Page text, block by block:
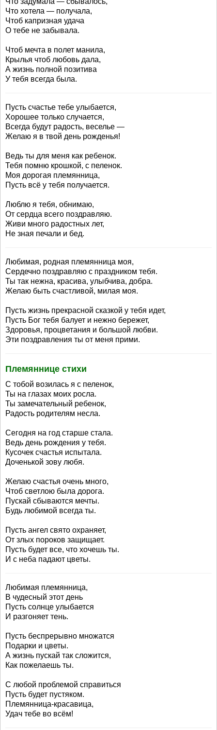
Что хотела — получала,
Чтоб капризная удача
О тебе не забывала.
Чтоб мечта в полет манила,
Крылья чтоб любовь дала,
А жизнь полной позитива
У тебя всегда была.
Пусть счастье тебе улыбается,
Хорошее только случается,
Всегда будут радость, веселье —
Желаю я в твой день рожденья!
Ведь ты для меня как ребенок.
Тебя помню крошкой, с пеленок.
Моя дорогая племянница,
Пусть всё у тебя получается.
Люблю я тебя, обнимаю,
От сердца всего поздравляю.
Живи много радостных лет,
Не зная печали и бед.
Любимая, родная племянница моя,
Сердечно поздравляю с праздником тебя.
Ты так нежна, красива, улыбчива, добра.
Желаю быть счастливой, милая моя.
Пусть жизнь прекрасной сказкой у тебя идет,
Пусть Бог тебя балует и нежно бережет,
Здоровья, процветания и большой любви.
Эти поздравления ты от меня прими.
Племяннице стихи
С тобой возилась я с пеленок,
Ты на глазах моих росла.
Ты замечательный ребенок,
Радость родителям несла.
Сегодня на год старше стала.
Ведь день рождения у тебя.
Кусочек счастья испытала.
Доченькой зову любя.
Желаю счастья очень много,
Чтоб светлою была дорога.
Пускай сбываются мечты.
Будь любимой всегда ты.
Пусть ангел свято охраняет,
От злых пороков защищает.
Пусть будет все, что хочешь ты.
И с неба падают цветы.
Любимая племянница,
В чудесный этот день
Пусть солнце улыбается
И разгоняет тень.
Пусть беспрерывно множатся
Подарки и цветы.
А жизнь пускай так сложится,
Как пожелаешь ты.
С любой проблемой справиться
Пусть будет пустяком.
Племянница-красавица,
Удач тебе во всём!